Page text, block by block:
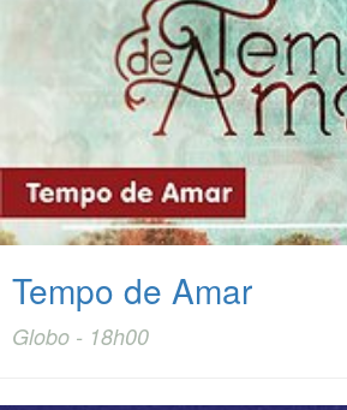
Tempo de Amar
Globo - 18h00